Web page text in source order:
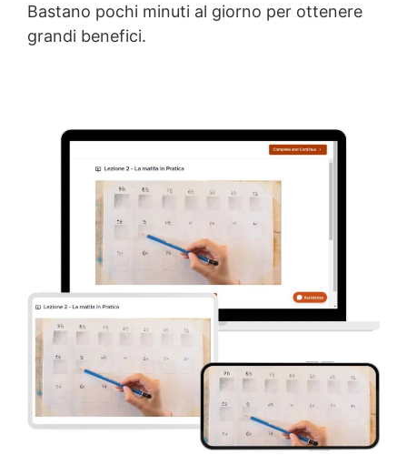
Bastano pochi minuti al giorno per ottenere
grandi benefici.